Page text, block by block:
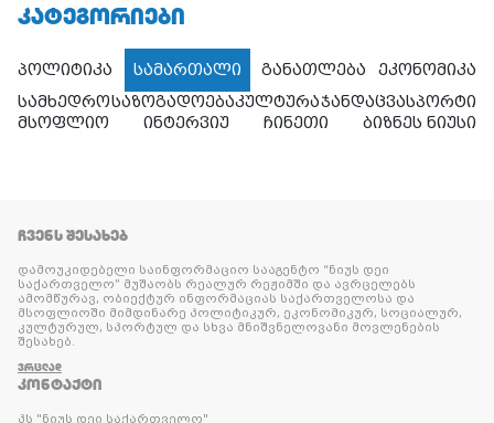
ᲙᲐᲢᲔᲒᲝᲠᲘᲔᲑᲘ
პოლიტიკა სამართალი განათლება
ეკონომიკა
სამხედროსაზოგადოებაკულტურაჯანდაცვასპორტი
მსოფლიო
ინტერვიუ ჩინეთი ბიზნეს ნიუსი
ᲩᲕᲔᲜᲡ ᲨᲔᲡᲐᲮᲔᲑ
დამოუკიდებელი საინფორმაციო სააგენტო “ნიუს დეი
საქართველო” მუშაობს რეალურ რეჟიმში და ავრცელებს
ამომწურავ, ობიექტურ ინფორმაციას საქართველოსა და
მსოფლიოში მიმდინარე პოლიტიკურ, ეკონომიკურ, სოციალურ,
კულტურულ, სპორტულ და სხვა მნიშვნელოვანი მოვლენების
შესახებ.
ᲕᲠᲪᲚᲐᲓ
ᲙᲝᲜᲢᲐᲥᲢᲘ
პს "ნიუს დეი საქართველო"